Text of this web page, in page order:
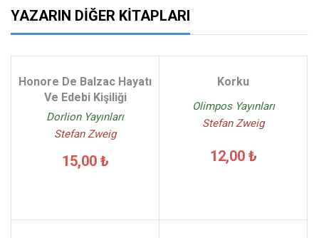
YAZARIN DIĞER KITAPLARI
Honore De Balzac Hayatı
Ve Edebi Kişiliği
Dorlion Yayınları
Stefan Zweig
15,00 ₺
Korku
Olimpos Yayınları
Stefan Zweig
12,00 ₺